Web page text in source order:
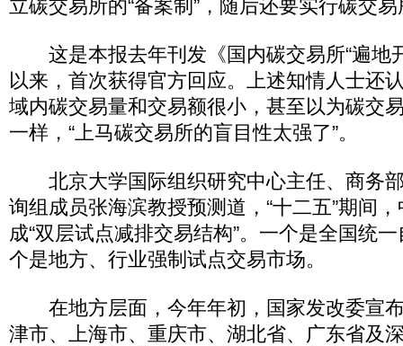
立碳交易所的“备案制”，随后还要实行碳交易
这是本报去年刊发《国内碳交易所“遍地
以来，首次获得官方回应。上述知情人士还
域内碳交易量和交易额很小，甚至以为碳交
一样，“上马碳交易所的盲目性太强了”。
北京大学国际组织研究中心主任、商务
询组成员张海滨教授预测道，“十二五”期间
成“双层试点减排交易结构”。一个是全国统
个是地方、行业强制试点交易市场。
在地方层面，今年年初，国家发改委宣
津市、上海市、重庆市、湖北省、广东省及